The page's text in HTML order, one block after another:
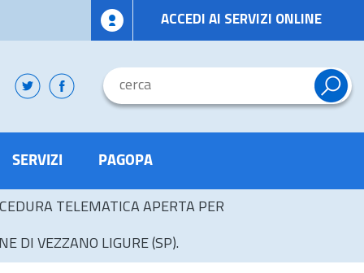
ACCEDI AI SERVIZI ONLINE
SERVIZI PAGOPA
TELEMATICA APERTA PER
DI VEZZANO LIGURE (SP).